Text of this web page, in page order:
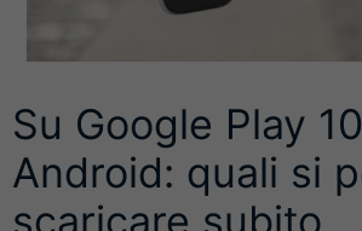
Su Google Play
Android: quali si